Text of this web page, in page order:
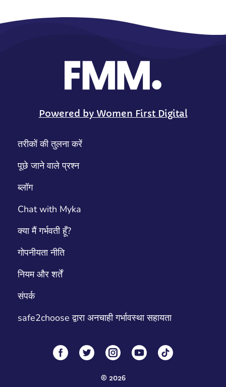
Powered by Women First Digital
तरीकों की तुलना करें
पूछे जाने वाले प्रश्न
ब्लॉग
Chat with Myka
क्या मैं गर्भवती हूँ?
गोपनीयता नीति
नियम और शर्तें
संपर्क
safe2choose द्वारा अनचाही गर्भावस्था सहायता
© 2026